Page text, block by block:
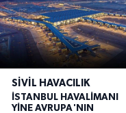
SIVIL HAVACILIK
İSTANBUL HAVALİMANI
YİNE AVRUPA'NIN